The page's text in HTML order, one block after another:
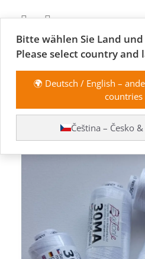
na
Barkonie 30MA
Bitte wählen Sie Land und
Please select country and
🌍 Deutsch / English –
countries
Čeština – Česko